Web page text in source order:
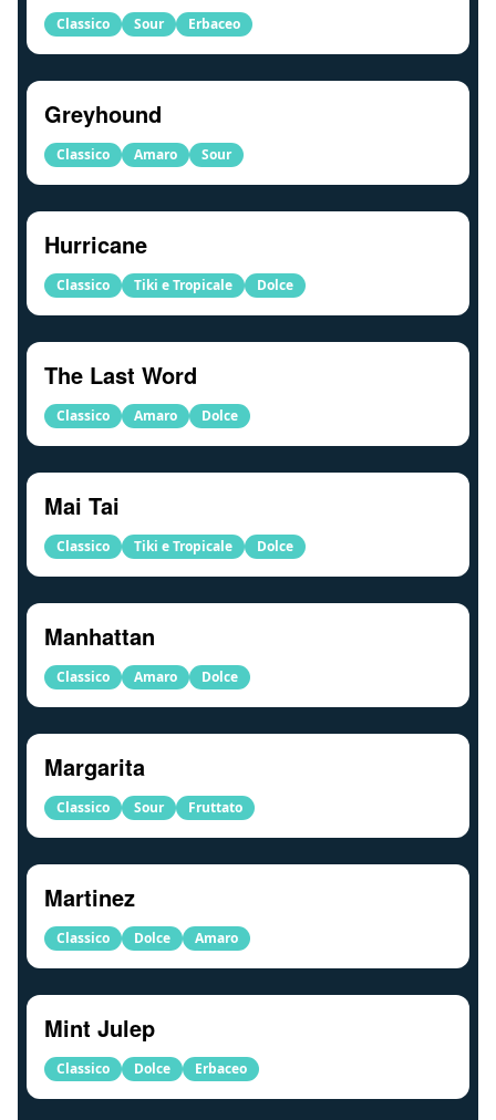
Classico Sour Erbaceo
Greyhound
Classico Amaro Sour
Hurricane
Classico Tiki e Tropicale Dolce
The Last Word
Classico Amaro Dolce
Mai Tai
Classico Tiki e Tropicale Dolce
Manhattan
Classico Amaro Dolce
Margarita
Classico Sour Fruttato
Martinez
Classico Dolce Amaro
Mint Julep
Classico Dolce Erbaceo